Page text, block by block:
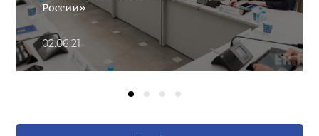
России»
02.06.21